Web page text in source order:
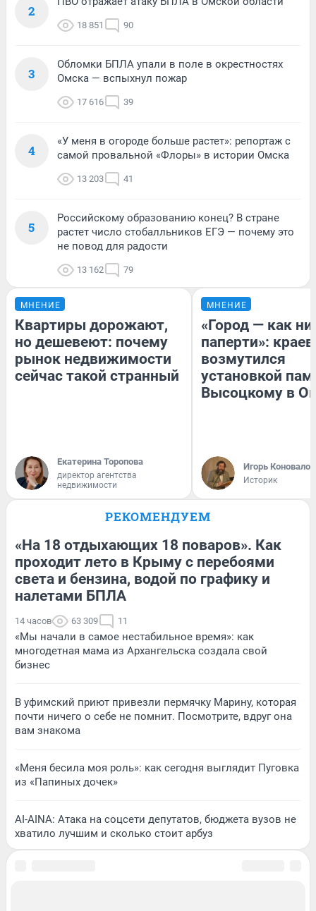
2
18 851 90
3
Обломки БПЛА упали в поле в окрестностях
Омска — вспыхнул пожар
17 616 39
4
«У меня в огороде больше растет»: репортаж с
самой провальной «Флоры» в истории Омска
13 203 41
5
Российскому образованию конец? В стране
растет число стобалльников ЕГЭ — почему это
не повод для радости
13 162 79
МНЕНИЕ
Квартиры дорожают,
но дешевеют: почему
рынок недвижимости
сейчас такой странный
Екатерина Торопова
директор агентства
недвижимости
МНЕНИЕ
«Город — как
паперти»:
возмутился
установкой
Высоцкому в
Игорь Коновалов
Историк
РЕКОМЕНДУЕМ
«На 18 отдыхающих 18 поваров». Как
проходит лето в Крыму с перебоями
света и бензина, водой по графику и
налетами БПЛА
14 часов 63 309 11
«Мы начали в самое нестабильное время»: как
многодетная мама из Архангельска создала свой
бизнес
В уфимский приют привезли пермячку Марину, которая
почти ничего о себе не помнит. Посмотрите, вдруг она
вам знакома
«Меня бесила моя роль»: как сегодня выглядит Пуговка
из «Папиных дочек»
AI-AINA: Атака на соцсети депутатов, бюджета вузов не
хватило лучшим и сколько стоит арбуз